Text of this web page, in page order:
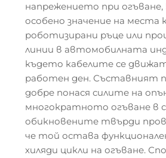
напрежението при
особено значение на места
роботизирани ръце или
линии в автомобилната
където кабелите се
работен ден. Съставният
добре понася силите на
многократното огъване в
обикновените твърди
че той остава
хиляди цикли на огъване.